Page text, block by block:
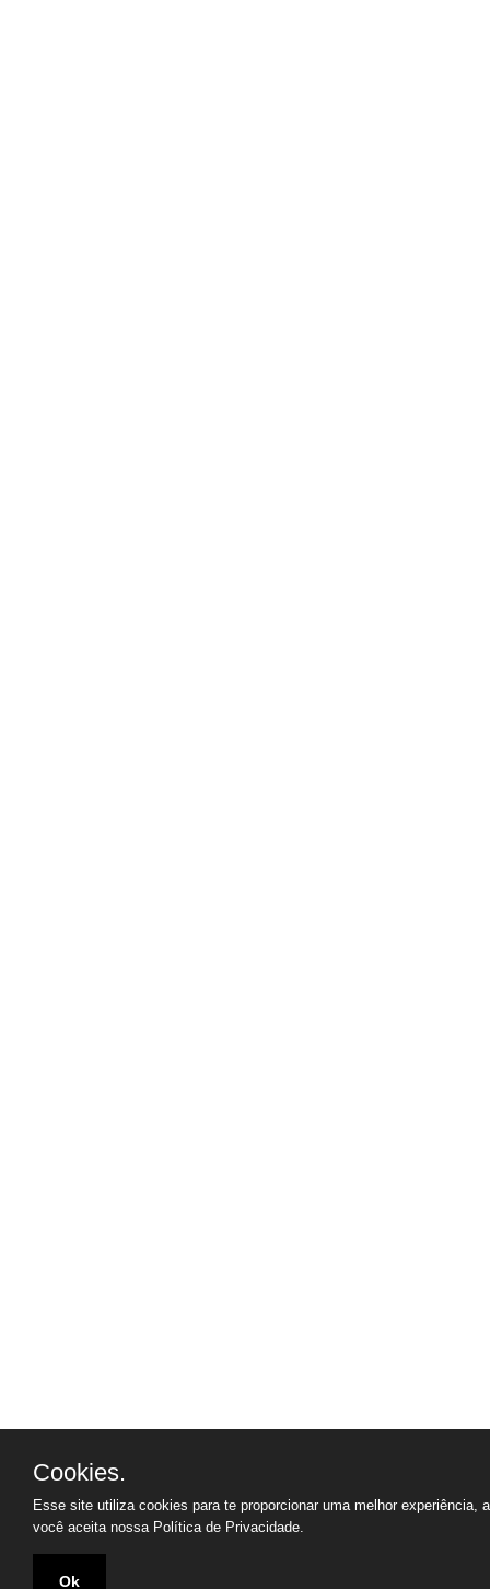
Cookies.
Esse site utiliza cookies para te proporcionar uma melhor experiência,
você aceita nossa Política de Privacidade.
Ok